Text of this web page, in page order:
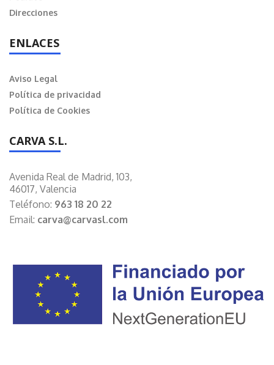
Direcciones
ENLACES
Aviso Legal
Política de privacidad
Política de Cookies
CARVA S.L.
Avenida Real de Madrid, 103,
46017, Valencia
Teléfono: 963 18 20 22
Email: carva@carvasl.com